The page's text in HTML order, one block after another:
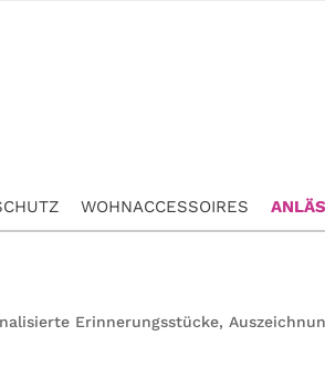
WOHNACCESSOIRES
Erinnerungsstücke,